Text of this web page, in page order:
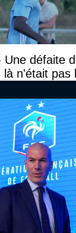
Une défaite
n'était pas